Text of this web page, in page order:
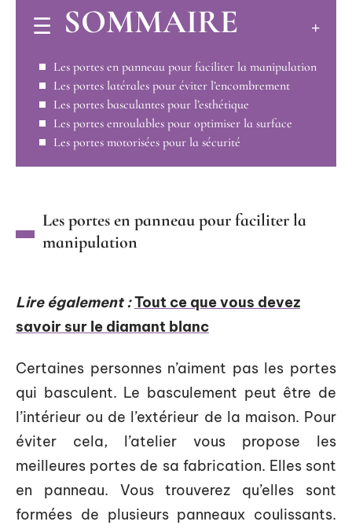
SOMMAIRE
Les portes en panneau pour faciliter la manipulation
Les portes latérales pour éviter l’encombrement
Les portes basculantes pour l’esthétique
Les portes enroulables pour optimiser la surface
Les portes motorisées pour la sécurité
Les portes en panneau pour faciliter la
manipulation
Lire également :Tout ce que vous devez
savoir sur le diamant blanc
Certaines personnes n’aiment pas les portes
qui basculent. Le basculement peut être de
l’intérieur ou de l’extérieur de la maison. Pour
éviter cela, l’atelier vous propose les
meilleures portes de sa fabrication. Elles sont
en panneau. Vous trouverez qu’elles sont
formées de plusieurs panneaux coulissants.